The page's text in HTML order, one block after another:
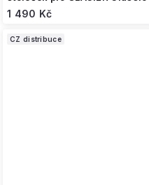
1 490 Kč
CZ distribuce